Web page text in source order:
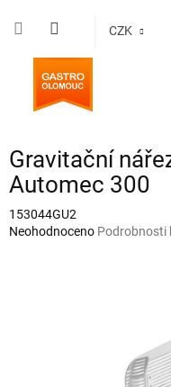
CZK
Gravitační
Automec 300
153044GU2
Průměrné
Neohodnoceno Podrobnosti